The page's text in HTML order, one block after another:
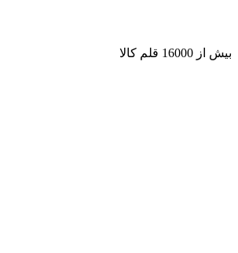
بیش از 16000 قلم کالا